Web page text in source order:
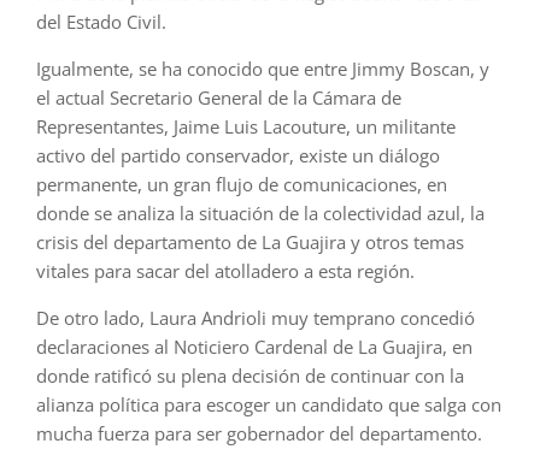
del Estado Civil.
Igualmente, se ha conocido que entre Jimmy Boscan, y
el actual Secretario General de la Cámara de
Representantes, Jaime Luis Lacouture, un militante
activo del partido conservador, existe un diálogo
permanente, un gran flujo de comunicaciones, en
donde se analiza la situación de la colectividad azul, la
crisis del departamento de La Guajira y otros temas
vitales para sacar del atolladero a esta región.
De otro lado, Laura Andrioli muy temprano concedió
declaraciones al Noticiero Cardenal de La Guajira, en
donde ratificó su plena decisión de continuar con la
alianza política para escoger un candidato que salga con
mucha fuerza para ser gobernador del departamento.